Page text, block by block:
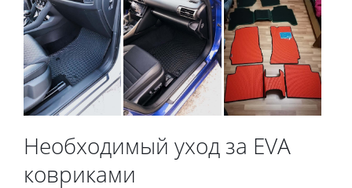
Необходимый уход за EVA
ковриками